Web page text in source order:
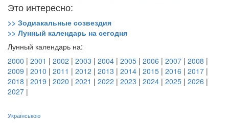
Это интересно:
>> Зодиакальные созвездия
>> Лунный календарь на сегодня
Лунный календарь на:
2000 | 2001 | 2002 | 2003 | 2004 | 2005 | 2006 | 2007 | 2008 |
2009 | 2010 | 2011 | 2012 | 2013 | 2014 | 2015 | 2016 | 2017 |
2018 | 2019 | 2020 | 2021 | 2022 | 2023 | 2024 | 2025 | 2026 |
2027 |
Українською